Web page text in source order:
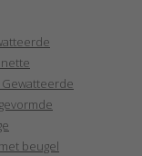
beugel